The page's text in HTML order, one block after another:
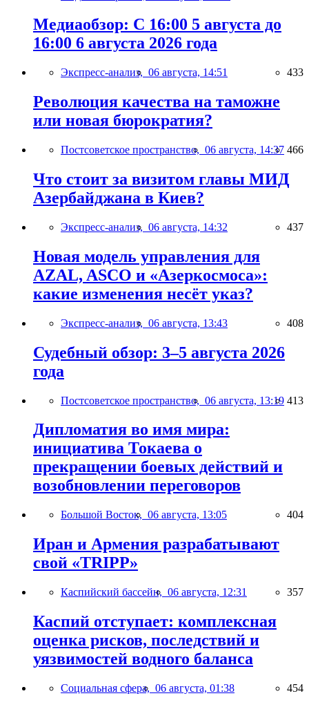
Медиаобзор: С 16:00 5 августа до
16:00 6 августа 2026 года
Экспресс-анализ, 06 августа, 14:51 433
Революция качества на таможне
или новая бюрократия?
Постсоветское пространство, 06 августа, 14:37 466
Что стоит за визитом главы МИД
Азербайджана в Киев?
Экспресс-анализ, 06 августа, 14:32 437
Новая модель управления для
AZAL, ASCO и «Азеркосмоса»:
какие изменения несёт указ?
Экспресс-анализ, 06 августа, 13:43 408
Судебный обзор: 3–5 августа 2026
года
Постсоветское пространство, 06 августа, 13:19 413
Дипломатия во имя мира:
инициатива Токаева о
прекращении боевых действий и
возобновлении переговоров
Большой Восток, 06 августа, 13:05 404
Иран и Армения разрабатывают
свой «TRIPP»
Каспийский бассейн, 06 августа, 12:31 357
Каспий отступает: комплексная
оценка рисков, последствий и
уязвимостей водного баланса
Социальная сфера, 06 августа, 01:38 454